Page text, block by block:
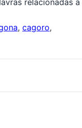
relacionadas a
, cagoro,